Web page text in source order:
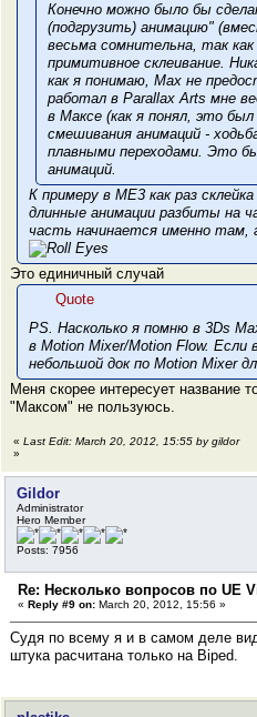
Конечно можно было бы
(подгрузить) анимацию"
весьма сомнительна, так
примитивное склеивание.
как я понимаю, Max не
работал в Parallax Arts мне
в Максе (как я понял, это
смешивания анимаций -
плавными переходами. Это
анимаций.
К примеру в ME3 как раз
длинные анимации разбиты на
часть начинается именно там,
Это единичный случай
Quote
PS. Насколько я помню в 3Ds
в Motion Mixer/Motion Flow. Если
небольшой док по Motion Mixer
Меня скорее интересует название
"Максом" не пользуюсь.
« Last Edit: March 20, 2012, 15:55 by gildor
»
Gildor
Administrator
Hero Member
Posts: 7956
Re: Несколько вопросов по UE
« Reply #9 on: March 20, 2012, 15:56 »
Судя по всему я и в самом деле
штука расчитана только на Biped.